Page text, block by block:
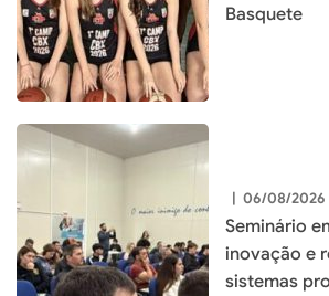
Basquete
| 06/08/2026
Seminário
inovação e
sistemas